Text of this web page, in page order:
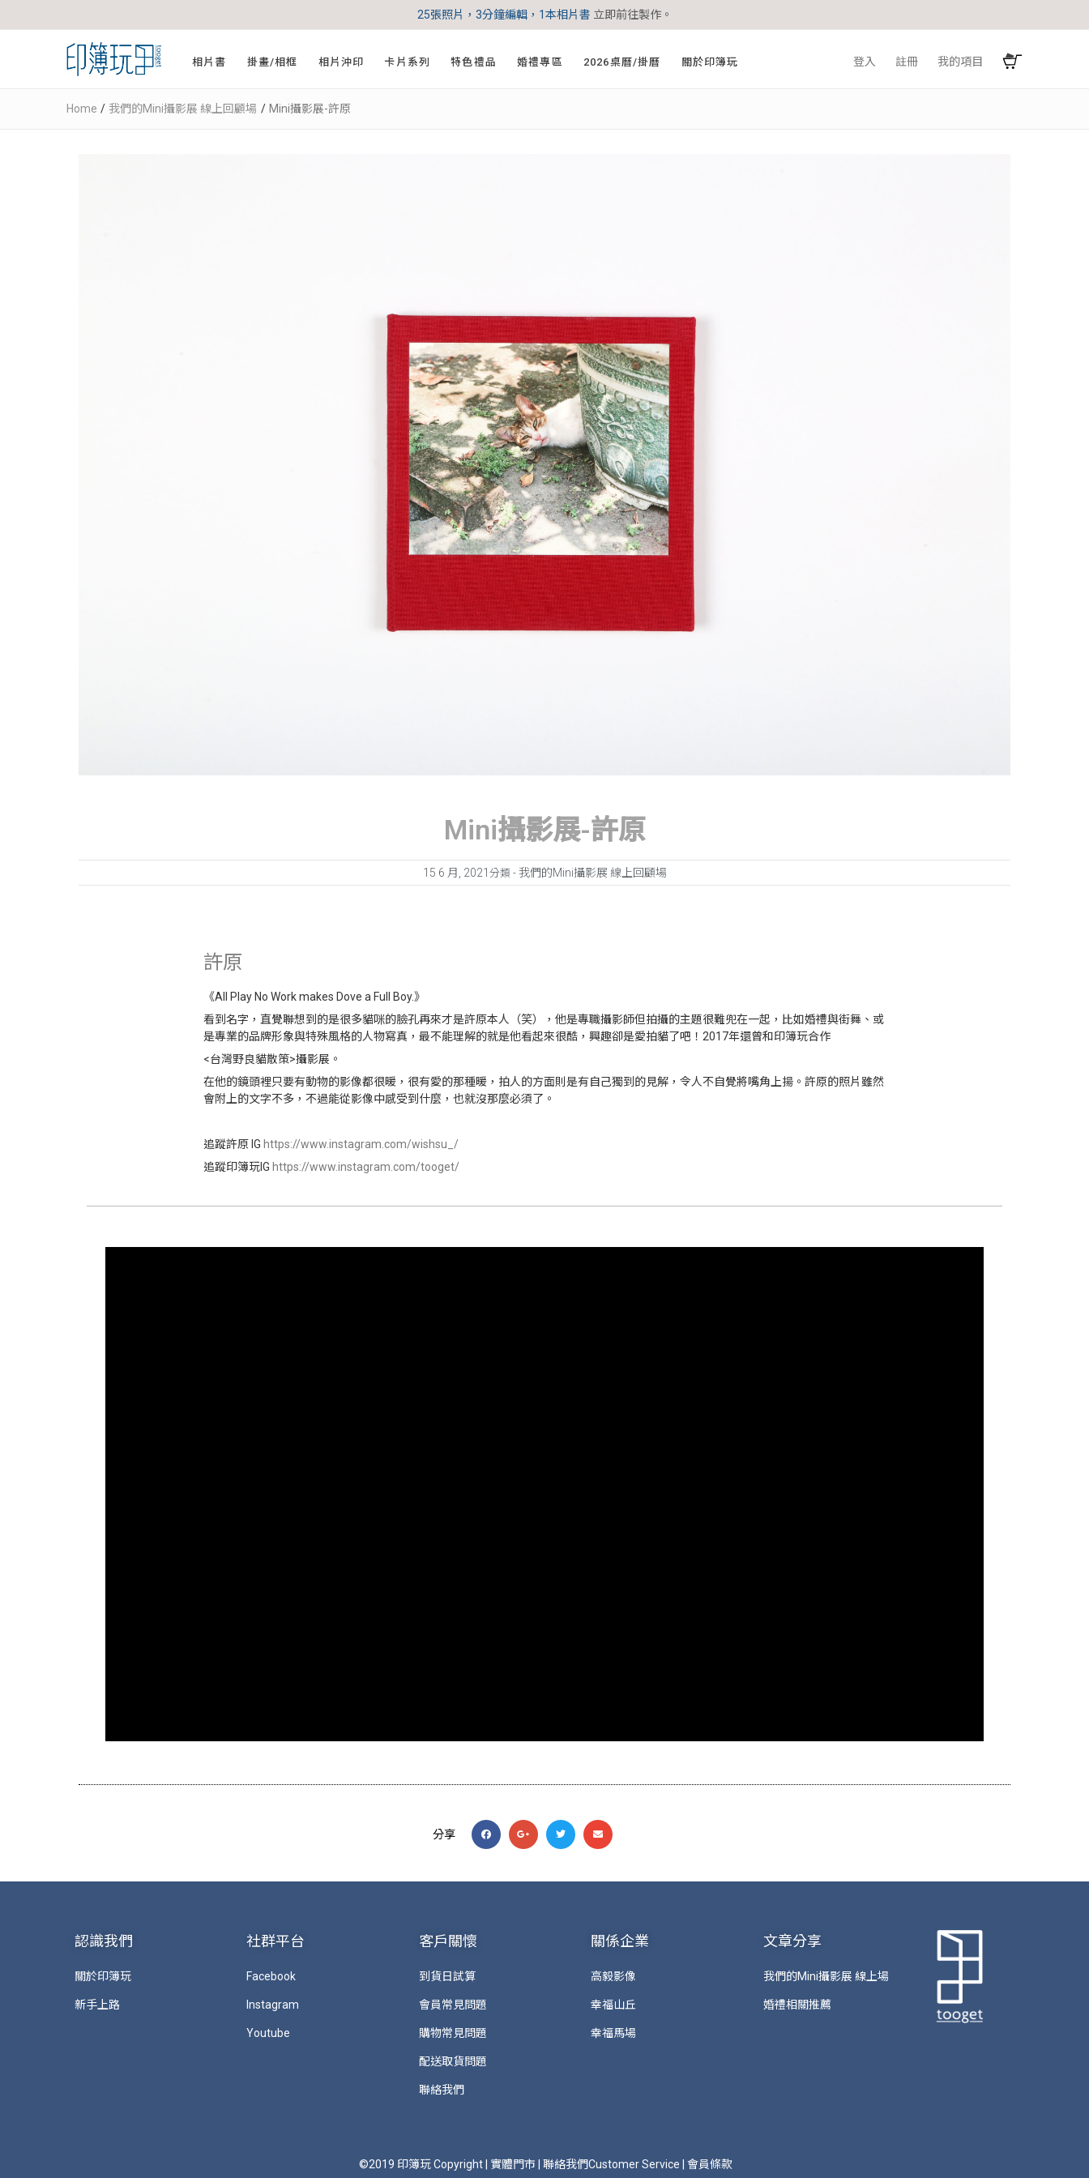
25張照片，3分鐘編輯，1本相片書 立即前往製作。
相片書 掛畫/相框 相片沖印 卡片系列 特色禮品 婚禮專區 2026桌曆/掛曆 關於印簿玩 登入 註冊 我的項目
Home 我們的Mini攝影展 線上回顧場 Mini攝影展-許原
Mini攝影展-許原
15 6 月, 2021 分類 - 我們的Mini攝影展 線上回顧場
許原
《All Play No Work makes Dove a Full Boy.》
看到名字，直覺聯想到的是很多貓咪的臉孔再來才是許原本人（笑），他是專職攝影師但拍攝的主題很難兜在一起，比如婚禮與街舞、或
是專業的品牌形象與特殊風格的人物寫真，最不能理解的就是他看起來很酷，興趣卻是愛拍貓了吧！2017年還曾和印簿玩合作
<台灣野良貓散策>攝影展。
在他的鏡頭裡只要有動物的影像都很暖，很有愛的那種暖，拍人的方面則是有自己獨到的見解，令人不自覺將嘴角上揚。許原的照片雖然
會附上的文字不多，不過能從影像中感受到什麼，也就沒那麼必須了。
追蹤許原 IG https://www.instagram.com/wishsu_/
追蹤印簿玩IG https://www.instagram.com/tooget/
分享
認識我們
關於印簿玩
新手上路
社群平台
Facebook
Instagram
Youtube
客戶關懷
到貨日試算
會員常見問題
購物常見問題
配送取貨問題
聯絡我們
關係企業
高毅影像
幸福山丘
幸福馬場
文章分享
我們的Mini攝影展 線上場
婚禮相關推薦
©2019 印簿玩 Copyright| 實體門市 | 聯絡我們Customer Service | 會員條款